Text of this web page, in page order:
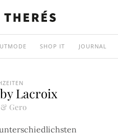
SHOP IT JOURNAL
Lacroix
Gero